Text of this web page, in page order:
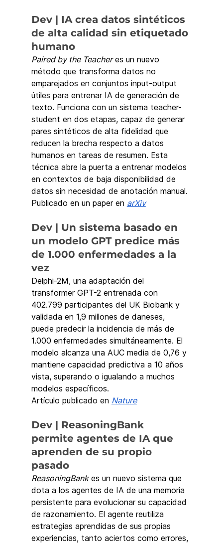
Dev | IA crea datos sintéticos
de alta calidad sin etiquetado
humano
Paired by the Teacher es un nuevo
método que transforma datos no
emparejados en conjuntos input-output
útiles para entrenar IA de generación de
texto. Funciona con un sistema teacher-
student en dos etapas, capaz de generar
pares sintéticos de alta fidelidad que
reducen la brecha respecto a datos
humanos en tareas de resumen. Esta
técnica abre la puerta a entrenar modelos
en contextos de baja disponibilidad de
datos sin necesidad de anotación manual.
Publicado en un paper en arXiv
Dev | Un sistema basado en
un modelo GPT predice más
de 1.000 enfermedades a la
vez
Delphi-2M, una adaptación del
transformer GPT-2 entrenada con
402.799 participantes del UK Biobank y
validada en 1,9 millones de daneses,
puede predecir la incidencia de más de
1.000 enfermedades simultáneamente. El
modelo alcanza una AUC media de 0,76 y
mantiene capacidad predictiva a 10 años
vista, superando o igualando a muchos
modelos específicos.
Artículo publicado en Nature
Dev | ReasoningBank
permite agentes de IA que
aprenden de su propio
pasado
ReasoningBank es un nuevo sistema que
dota a los agentes de IA de una memoria
persistente para evolucionar su capacidad
de razonamiento. El agente reutiliza
estrategias aprendidas de sus propias
experiencias, tanto aciertos como errores,